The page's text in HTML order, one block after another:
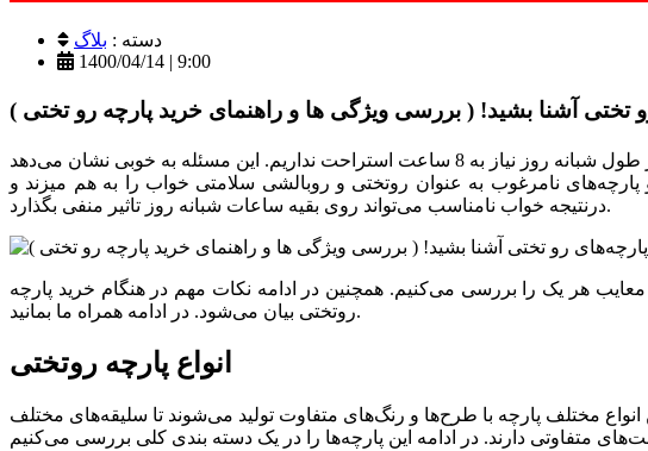
دسته : بلاگ
1400/04/14 | 9:00
پارچه‌های نامرغوب به عنوان روتختی و روبالشی سلامتی خواب را به هم میزند و
درنتیجه خواب نامناسب می‌تواند روی بقیه ساعات شبانه روز تاثیر منفی بگذارد.
و معایب هر یک را بررسی می‌کنیم. همچنین در ادامه نکات مهم در هنگام خرید پارچه
روتختی بیان می‌شود. در ادامه همراه ما بمانید.
انواع پارچه روتختی
مختلف پارچه با طرح‌ها و رنگ‌های متفاوت تولید می‌شوند تا سلیقه‌های مختلف